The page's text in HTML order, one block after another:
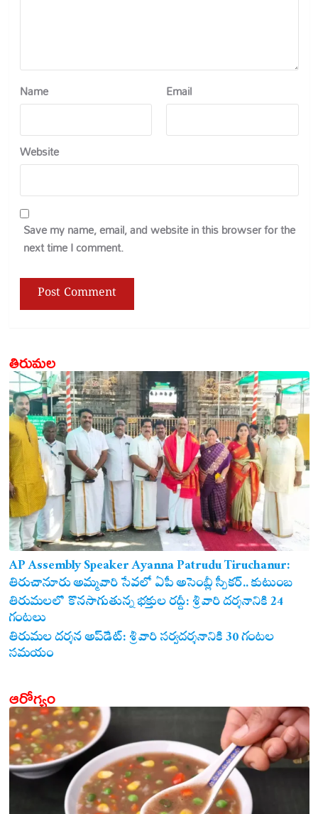
Name Email
Website
Save my name, email, and website in this browser for the
next time I comment.
తిరుమల
AP Assembly Speaker Ayanna Patrudu Tiruchanur:
తిరుచానూరు అమ్మవారి సేవలో ఏపీ అసెంబ్లీ స్పీకర్.. కుటుంబ
సమేతంగా దర్శించుకున్న అయ్యన్నపాత్రుడు!
తిరుమలలో కొనసాగుతున్న భక్తుల రద్దీ: శ్రీవారి దర్శనానికి 24
గంటలు
తిరుమల దర్శన అప్‌డేట్: శ్రీవారి సర్వదర్శనానికి 30 గంటల
సమయం
ఆరోగ్యం